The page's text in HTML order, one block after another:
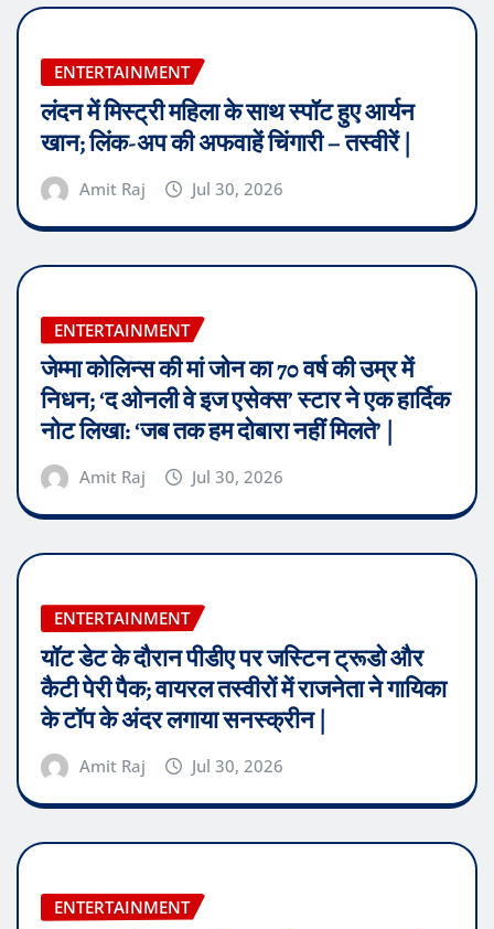
ENTERTAINMENT
लंदन में मिस्ट्री महिला के साथ स्पॉट हुए आर्यन
खान; लिंक-अप की अफवाहें चिंगारी – तस्वीरें |
Amit Raj Jul 30, 2026
ENTERTAINMENT
जेम्मा कोलिन्स की मां जोन का 70 वर्ष की उम्र में
निधन; ‘द ओनली वे इज एसेक्स’ स्टार ने एक हार्दिक
नोट लिखा: ‘जब तक हम दोबारा नहीं मिलते’ |
Amit Raj Jul 30, 2026
ENTERTAINMENT
यॉट डेट के दौरान पीडीए पर जस्टिन ट्रूडो और
कैटी पेरी पैक; वायरल तस्वीरों में राजनेता ने गायिका
के टॉप के अंदर लगाया सनस्क्रीन |
Amit Raj Jul 30, 2026
ENTERTAINMENT